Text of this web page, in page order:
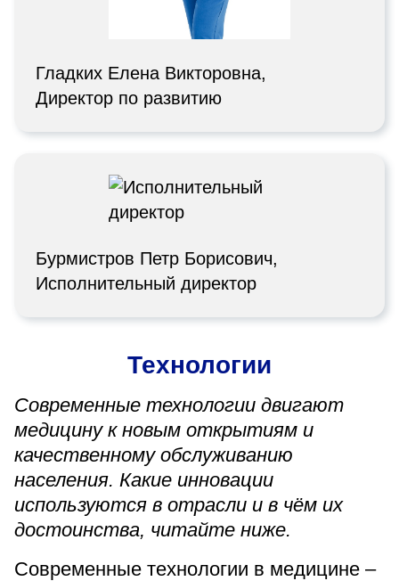
Гладких Елена Викторовна,
Директор по развитию
Бурмистров Петр Борисович,
Исполнительный директор
Технологии
Современные технологии двигают
медицину к новым открытиям и
качественному обслуживанию
населения. Какие инновации
используются в отрасли и в чём их
достоинства, читайте ниже.
Современные технологии в медицине –